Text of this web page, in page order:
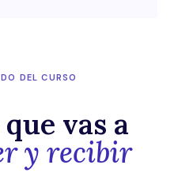
DEL CURSO
vas a
y recibir